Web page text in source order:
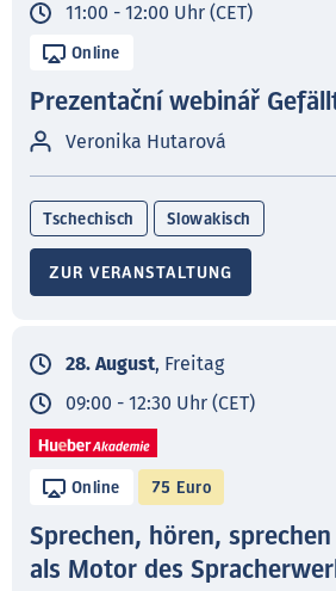
11:00 - 12:00 Uhr (CET)
Online
Prezentační webinář
Veronika Hutarová
Tschechisch Slowakisch
ZUR VERANSTALTUNG
28. August, Freitag
09:00 - 12:30 Uhr (CET)
Online 75 Euro
Sprechen, hören,
als Motor des